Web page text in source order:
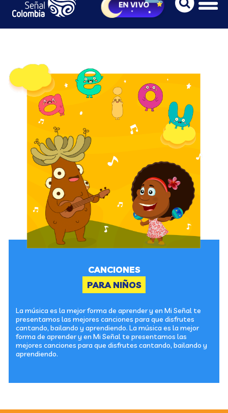
CANCIONES
PARA NIÑOS
La música es la mejor forma de aprender y en Mi Señal te
presentamos las mejores canciones para que disfrutes
cantando, bailando y aprendiendo. La música es la mejor
forma de aprender y en Mi Señal te presentamos las
mejores canciones para que disfrutes cantando, bailando y
aprendiendo.